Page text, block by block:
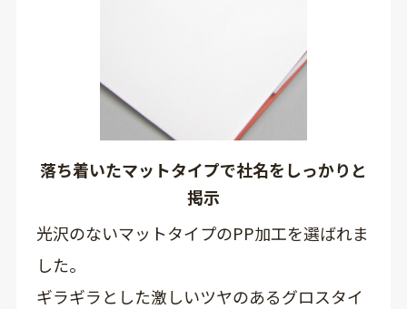
落ち着いたマットタイプで社名をしっかりと
掲示
光沢のないマットタイプのPP加工を選ばれま
した。
ギラギラとした激しいツヤのあるグロスタイ